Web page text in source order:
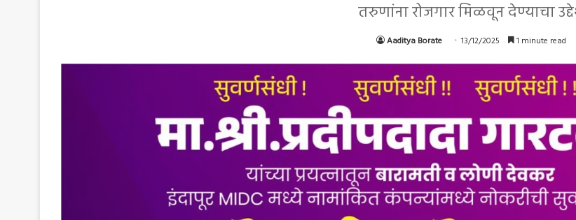
तरुणांना रोजगार मिळवून देण्याचा
Aaditya Borate 13/12/2025 1 minute read